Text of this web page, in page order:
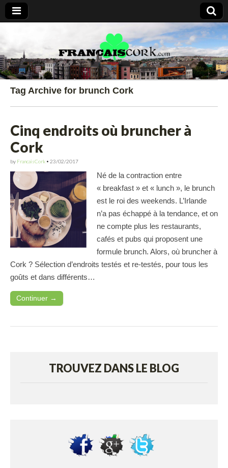
Francais Cork
Tag Archive for brunch Cork
Cinq endroits où bruncher à
Cork
by FrancaisCork • 23/02/2017
Né de la contraction entre
« breakfast » et « lunch », le brunch
est le roi des weekends. L’Irlande
n’a pas échappé à la tendance, et on
ne compte plus les restaurants,
cafés et pubs qui proposent une
formule brunch. Alors, où bruncher à
Cork ? Sélection d’endroits testés et re-testés, pour tous les
goûts et dans différents…
Continuer →
TROUVEZ DANS LE BLOG